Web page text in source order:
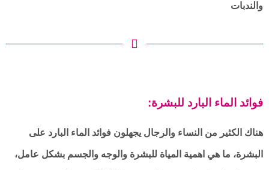
والندبات
:فوائد الماء البارد للبشرة
هناك الكثير من النساء والرجال يجهلون فوائد الماء البارد على
البشرة، ما هي اهمية المياة للبشرة والوجه والجسم بشكل عامل،